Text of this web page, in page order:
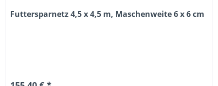
Futtersparnetz 4,5 x 4,5 m, Maschenweite 6 x 6 cm